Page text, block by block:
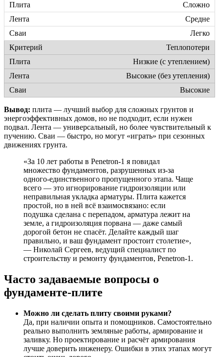
Сложно
Средне
Легко
Теплопотери
Низкие (с утеплением)
Высокие (без утепления)
Высокие
Вывод: плита — лучший выбор для сложных грунтов и
энергоэффективных домов, но не подходит, если нужен
подвал. Лента — универсальный, но более чувствительный к
пучению. Сваи — быстро, но могут «играть» при сезонных
движениях грунта.
«За 10 лет работы в Penetron-1 я повидал
множество фундаментов, разрушенных из-за
одного-единственного пропущенного этапа. Чаще
всего — это игнорирование гидроизоляции или
неправильная укладка арматуры. Плита кажется
простой, но в ней всё взаимосвязано: если
подушка сделана с перепадом, арматура лежит на
земле, а гидроизоляция порвана — даже самый
дорогой бетон не спасёт. Делайте каждый шаг
правильно, и ваш фундамент простоит столетие»,
— Николай Сергеев, ведущий специалист по
строительству и ремонту фундаментов, Penetron-1.
Часто задаваемые вопросы о
фундаменте-плите
Можно ли сделать плиту своими руками?
Да, при наличии опыта и помощников. Самостоятельно
реально выполнить земляные работы, армирование и
заливку. Но проектирование и расчёт армирования
лучше доверить инженеру. Ошибки в этих этапах могут